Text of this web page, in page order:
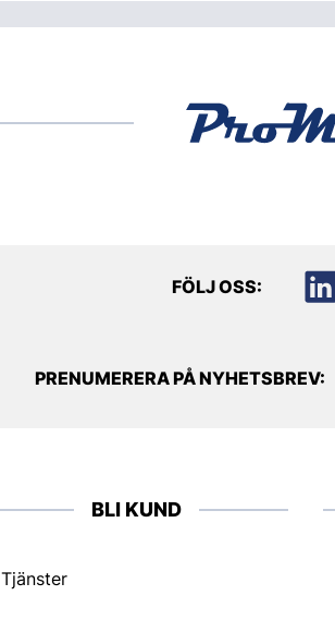
FÖLJ OSS:
PRENUMERERA PÅ NYHETSBREV:
BLI KUND
Tjänster